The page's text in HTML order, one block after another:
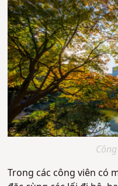
Trong các công viên có